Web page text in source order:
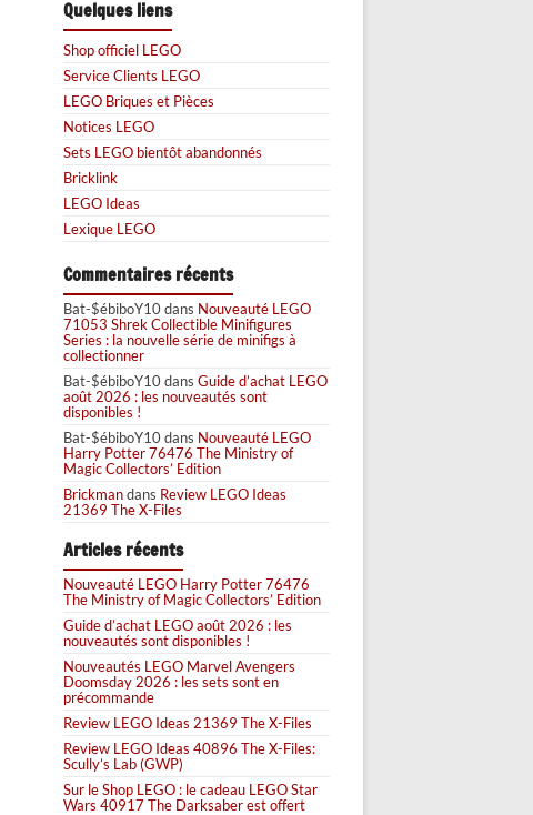
Quelques liens
Shop officiel LEGO
Service Clients LEGO
LEGO Briques et Pièces
Notices LEGO
Sets LEGO bientôt abandonnés
Bricklink
LEGO Ideas
Lexique LEGO
Commentaires récents
Bat-$ébiboY10dans Nouveauté LEGO
71053 Shrek Collectible Minifigures
Series : la nouvelle série de minifigs à
collectionner
Bat-$ébiboY10dans Guide d’achat LEGO
août 2026 : les nouveautés sont
disponibles !
Bat-$ébiboY10dans Nouveauté LEGO
Harry Potter 76476 The Ministry of
Magic Collectors’ Edition
Brickmandans Review LEGO Ideas
21369 The X-Files
Articles récents
Nouveauté LEGO Harry Potter 76476
The Ministry of Magic Collectors’ Edition
Guide d’achat LEGO août 2026 : les
nouveautés sont disponibles !
Nouveautés LEGO Marvel Avengers
Doomsday 2026 : les sets sont en
précommande
Review LEGO Ideas 21369 The X-Files
Review LEGO Ideas 40896 The X-Files:
Scully’s Lab (GWP)
Sur le Shop LEGO : le cadeau LEGO Star
Wars 40917 The Darksaber est offert